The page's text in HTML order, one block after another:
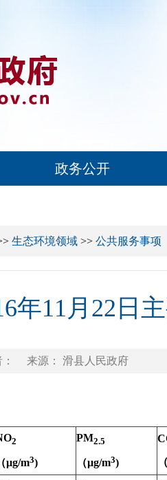
政务公开
生态环境领域 >> 公共服务事项
年11月22日
来源： 滑县人民政府
2
（μg/m3)
PM2.5
（μg/m3)